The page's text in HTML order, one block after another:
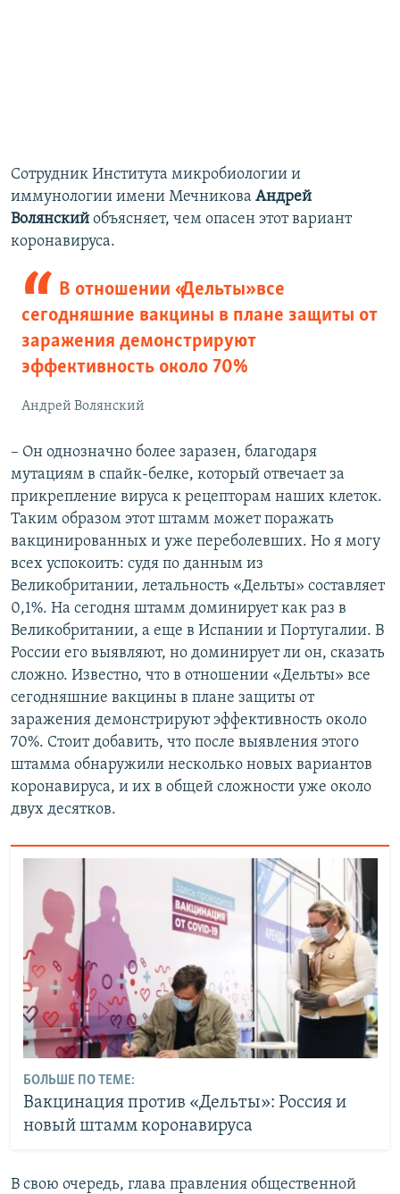
Сотрудник Института микробиологии и
иммунологии имени Мечникова Андрей
Волянский объясняет, чем опасен этот вариант
коронавируса.
В отношении «Дельты» все
сегодняшние вакцины в плане защиты от
заражения демонстрируют
эффективность около 70%
Андрей Волянский
– Он однозначно более заразен, благодаря
мутациям в спайк-белке, который отвечает за
прикрепление вируса к рецепторам наших клеток.
Таким образом этот штамм может поражать
вакцинированных и уже переболевших. Но я могу
всех успокоить: судя по данным из
Великобритании, летальность «Дельты» составляет
0,1%. На сегодня штамм доминирует как раз в
Великобритании, а еще в Испании и Португалии. В
России его выявляют, но доминирует ли он, сказать
сложно. Известно, что в отношении «Дельты» все
сегодняшние вакцины в плане защиты от
заражения демонстрируют эффективность около
70%. Стоит добавить, что после выявления этого
штамма обнаружили несколько новых вариантов
коронавируса, и их в общей сложности уже около
двух десятков.
БОЛЬШЕ ПО ТЕМЕ:
Вакцинация против «Дельты»: Россия и
новый штамм коронавируса
В свою очередь, глава правления общественной